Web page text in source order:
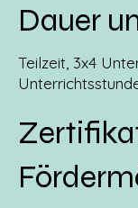
Dauer
Teilzeit, 3x4